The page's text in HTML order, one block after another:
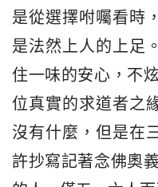
是從選擇咐囑看時
是法然上人的上足
住一味的安心，不
位真實的求道者之
沒有什麼，但是在
許抄寫記著念佛奧